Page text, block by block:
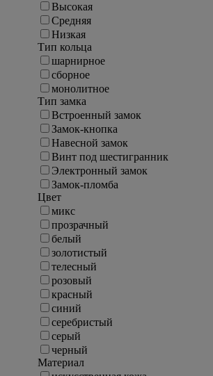
Высокая
Средняя
Низкая
Тип кольца
шарнирное
сборное
монолитное
Тип замка
Встроенный замок
Замок-кнопка
Навесной замок
Винт под шестигранник
Электронный замок
Замок-пломба
Цвет
микс
прозрачный
белый
золотистый
телесный
розовый
красный
синий
серебристый
серый
черный
Материал